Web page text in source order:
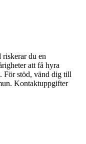
du en
att få hyra
För stöd, vänd dig till
Kontaktuppgifter